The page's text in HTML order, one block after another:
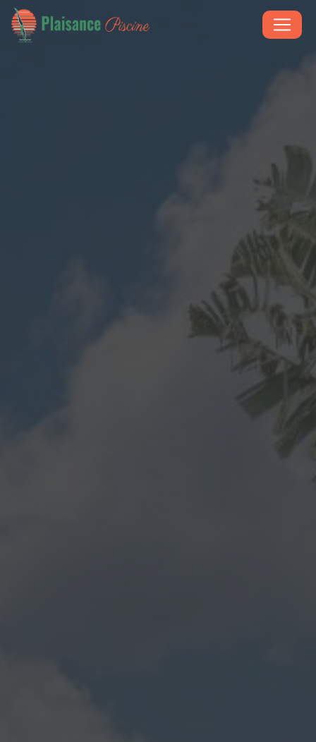
Panneau de gestion des cookies